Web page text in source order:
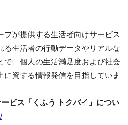
プが提供する生活者向けサービス
る生活者の行動データやリアルな
で、個人の生活満足度および社会
に資する情報発信を目指していま
ビス「くふう トクバイ」につい